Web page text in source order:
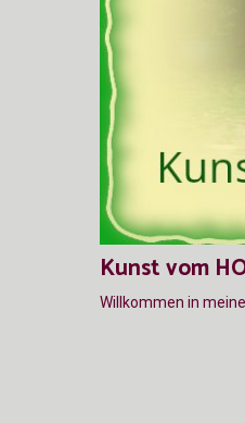
Kunst vom
Willkommen in